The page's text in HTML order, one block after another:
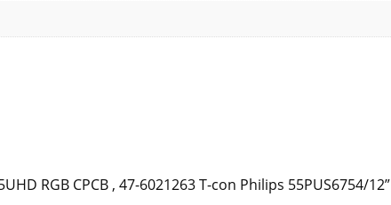
RGB CPCB , 47-6021263 T-con Philips 55PUS6754/12”